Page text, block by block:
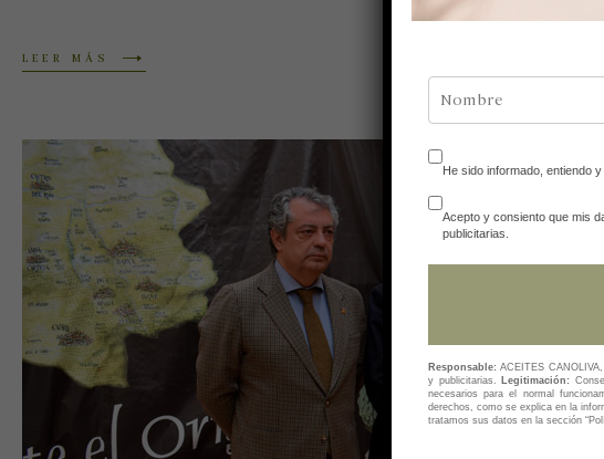
LEER MÁS
He sido informado, entiendo
Acepto y consiento que mis
publicitarias.
Responsable: ACEITES
y publicitarias.
Legitimación:
necesarios para el normal
derechos, como se explica en la
tratamos sus datos en la sección